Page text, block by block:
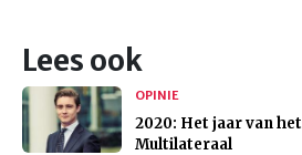
Lees ook
OPINIE
2020: Het jaar van het
Multilateraal